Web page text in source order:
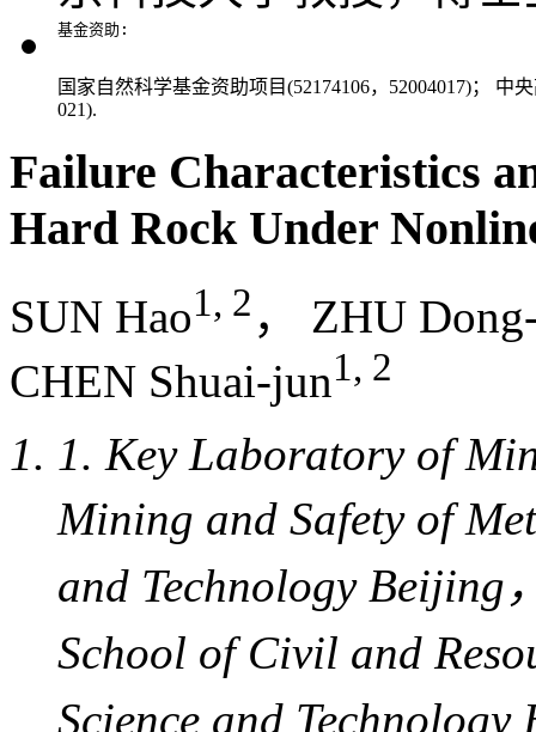
人，北京科技大学教
基金资助:
IDRY-20-021).
Under Nonlinear Unloading
SUN Hao1, 2， ZHU
CHEN Shuai-jun1, 2
1. Key Laboratory of
Efficient Mining and